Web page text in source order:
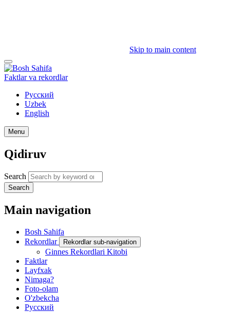
Skip to main content
Faktlar va rekordlar
Русский
Uzbek
English
Menu
Qidiruv
Search
Search
Main navigation
Bosh Sahifa
Rekordlar
Rekordlar sub-navigation
Ginnes Rekordlari Kitobi
Faktlar
Layfxak
Nimaga?
Foto-olam
O'zbekcha
Русский